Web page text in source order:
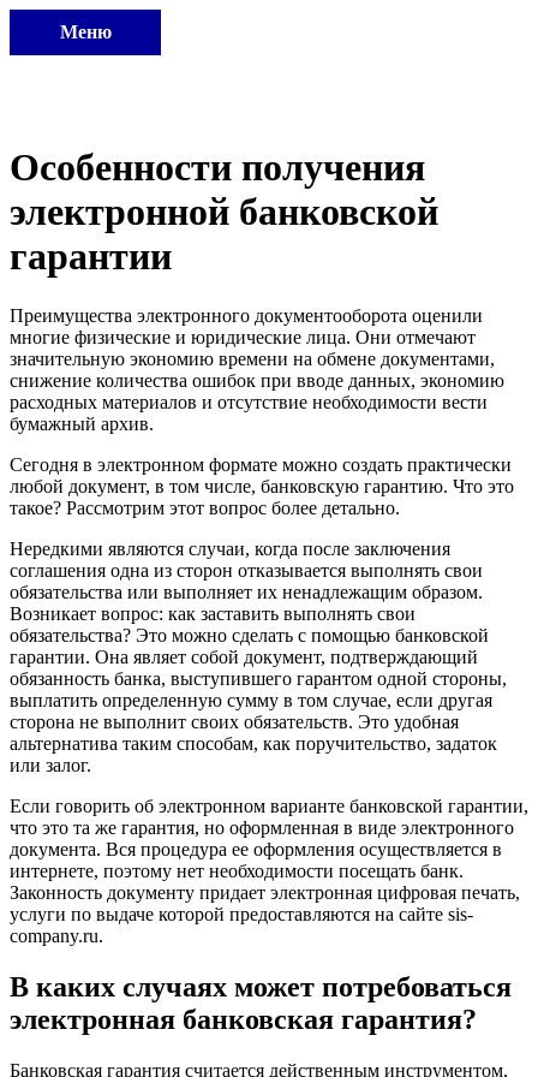
Меню
Особенности получения
электронной банковской
гарантии
Преимущества электронного документооборота оценили
многие физические и юридические лица. Они отмечают
значительную экономию времени на обмене документами,
снижение количества ошибок при вводе данных, экономию
расходных материалов и отсутствие необходимости вести
бумажный архив.
Сегодня в электронном формате можно создать практически
любой документ, в том числе, банковскую гарантию. Что это
такое? Рассмотрим этот вопрос более детально.
Нередкими являются случаи, когда после заключения
соглашения одна из сторон отказывается выполнять свои
обязательства или выполняет их ненадлежащим образом.
Возникает вопрос: как заставить выполнять свои
обязательства? Это можно сделать с помощью банковской
гарантии. Она являет собой документ, подтверждающий
обязанность банка, выступившего гарантом одной стороны,
выплатить определенную сумму в том случае, если другая
сторона не выполнит своих обязательств. Это удобная
альтернатива таким способам, как поручительство, задаток
или залог.
Если говорить об электронном варианте банковской гарантии,
что это та же гарантия, но оформленная в виде электронного
документа. Вся процедура ее оформления осуществляется в
интернете, поэтому нет необходимости посещать банк.
Законность документу придает электронная цифровая печать,
услуги по выдаче которой предоставляются на сайте sis-
company.ru.
В каких случаях может потребоваться
электронная банковская гарантия?
Банковская гарантия считается действенным инструментом,